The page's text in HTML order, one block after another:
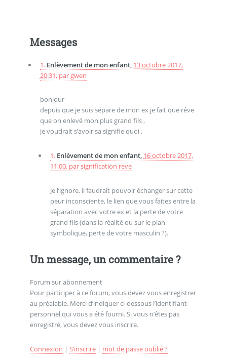
Messages
1. Enlèvement de mon enfant, 13 octobre 2017,
20:31, par gwen
bonjour
depuis que je suis sépare de mon ex je fait que rêve
que on enlevé mon plus grand fils ,
je voudrait s’avoir sa signifie quoi .
1. Enlèvement de mon enfant, 16 octobre 2017,
11:00, parsignification reve
Je l’ignore, il faudrait pouvoir échanger sur cette
peur inconsciente, le lien que vous faites entre la
séparation avec votre ex et la perte de votre
grand fils (dans la réalité ou sur le plan
symbolique, perte de votre masculin ?).
Un message, un commentaire ?
Forum sur abonnement
Pour participer à ce forum, vous devez vous enregistrer
au préalable. Merci d’indiquer ci-dessous l’identifiant
personnel qui vous a été fourni. Si vous n’êtes pas
enregistré, vous devez vous inscrire.
Connexion | S’inscrire| mot de passe oublié ?